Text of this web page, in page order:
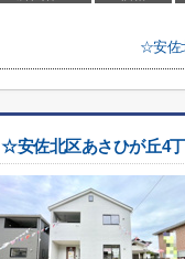
☆安佐
☆安佐北区あさひが丘4